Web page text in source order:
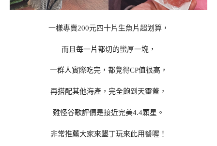
一樣專賣200元四十片生魚片超划算，
而且每一片都切的蠻厚一塊，
一群人實際吃完，都覺得CP值很高，
再搭配其他海產，完全飽到天靈蓋，
難怪谷歌評價是接近完美4.4顆星。
非常推薦大家來墾丁玩來此用餐喔！